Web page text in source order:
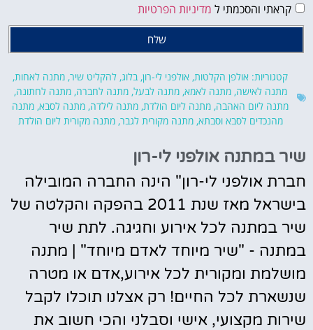
קראתי והסכמתי ל מדיניות הפרטיות
שלח
קטגוריות: אולפן הקלטות, אולפני לי-רון, בלוג, להקליט שיר, מתנה לאחות,
מתנה לאישה,מתנה לאמא,מתנה לבעל,מתנה לחברה,מתנה לחתונה,
מתנה ליום האהבה, מתנה ליום הולדת, מתנה לילדה, מתנה לסבא, מתנה
מהנכדים לסבא וסבתא,מתנה מקורית לגבר,מתנה מקורית ליום הולדת
שיר במתנה אולפני לי-רון
חברת אולפני לי-רון" הינה החברה המובילה
בישראל מאז שנת 2011 בהפקה והקלטה של
שיר במתנה לכל אירוע וחגיגה. לתת שיר
במתנה - "שיר מיוחד לאדם מיוחד" | מתנה
מושלמת ומקורית לכל אירוע,אדם או מטרה
שנשארת לכל החיים! רק אצלנו תוכלו לקבל
שירות מקצועי, אישי וסבלני והכי חשוב את